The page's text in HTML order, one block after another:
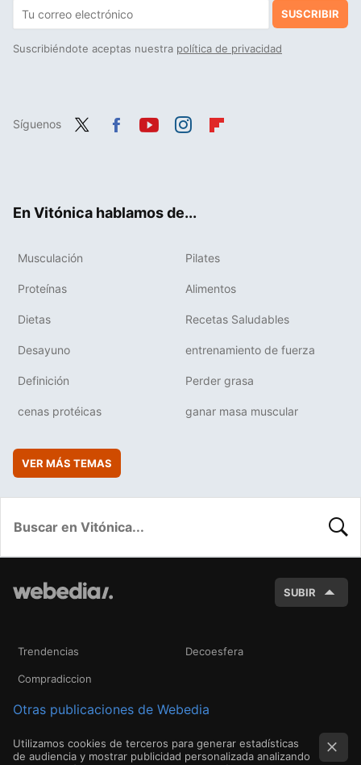
SUSCRIBIR
Suscribiéndote aceptas nuestra política de privacidad
Síguenos
En Vitónica hablamos de...
Musculación Pilates
Proteínas Alimentos
Dietas Recetas Saludables
Desayuno entrenamiento de fuerza
Definición Perder grasa
cenas protéicas ganar masa muscular
VER MÁS TEMAS
SUBIR
Trendencias Decoesfera
Compradiccion
Otras publicaciones de Webedia
Utilizamos cookies de terceros para generar estadísticas
de audiencia y mostrar publicidad personalizada analizando